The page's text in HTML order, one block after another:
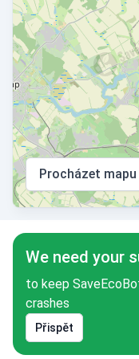
Procházet mapu
We need your
to keep
crashes
Přispět